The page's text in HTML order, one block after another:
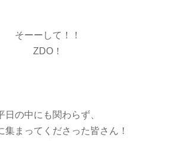
そーーして！！
ZDO！
日の中にも関わらず、
集まってくださった皆さん！